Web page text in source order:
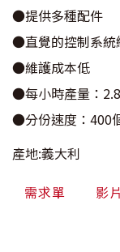
●提供多種配件
●直覺的控制系統
●維護成本低
●每小時產量：
●分份速度：400
產地:義大利
需求單 影片